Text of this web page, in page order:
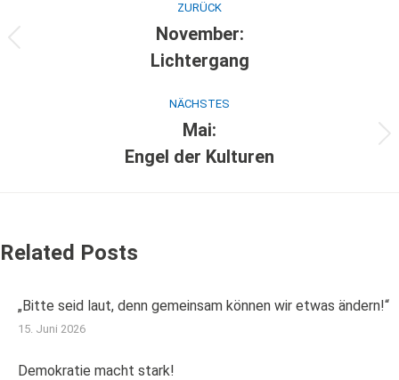
ZURÜCK
November:
Lichtergang
NÄCHSTES
Mai:
Engel der Kulturen
Related Posts
„Bitte seid laut, denn gemeinsam können wir etwas ändern!“
15. Juni 2026
Demokratie macht stark!